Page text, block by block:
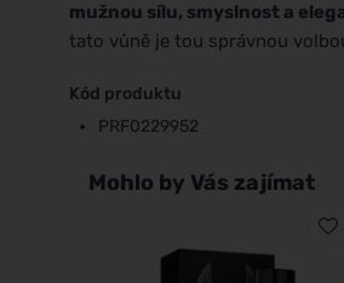
mužnou sílu, smyslnost a
tato vůně je tou správnou
Kód produktu
PRF0229952
Mohlo by Vás zajímat